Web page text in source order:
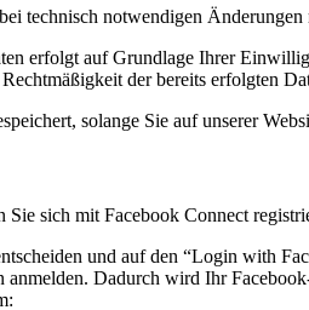
technisch notwendigen
erfolgt auf Grundlage Ihrer
der bereits erfolgten
solange Sie auf unserer
Sie sich mit Facebook Connect
und auf den “Login with
Dadurch wird Ihr